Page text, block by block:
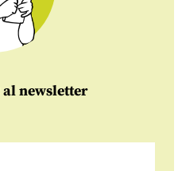
al newsletter